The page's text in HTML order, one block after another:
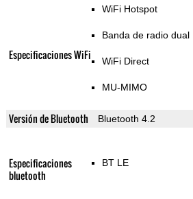
Especificaciones WiFi
WiFi Hotspot
Banda de radio dual
WiFi Direct
MU-MIMO
Versión de Bluetooth Bluetooth 4.2
Especificaciones
bluetooth
BT LE